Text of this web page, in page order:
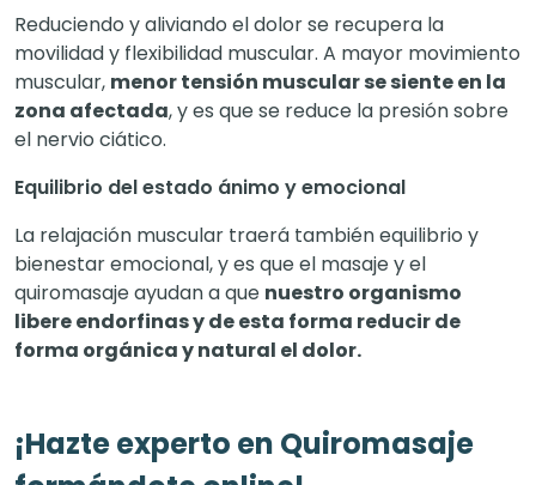
Reduciendo y aliviando el dolor se recupera la
movilidad y flexibilidad muscular. A mayor movimiento
muscular, menor tensión muscular se siente en la
zona afectada, y es que se reduce la presión sobre
el nervio ciático.
Equilibrio del estado ánimo y emocional
La relajación muscular traerá también equilibrio y
bienestar emocional, y es que el masaje y el
quiromasaje ayudan a que nuestro organismo
libere endorfinas y de esta forma reducir de
forma orgánica y natural el dolor.
¡Hazte experto en Quiromasaje